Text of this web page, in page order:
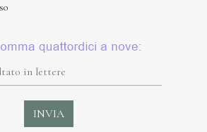
INVIA